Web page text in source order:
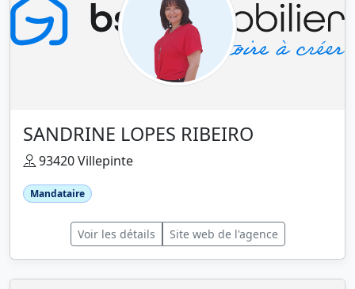
SANDRINE LOPES RIBEIRO
93420 Villepinte
Mandataire
Voir les détails Site web de l'agence